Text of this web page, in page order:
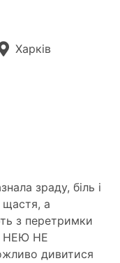
Харків
зраду, біль і
щастя, а
з перетримки
НЕЮ НЕ
дивитися